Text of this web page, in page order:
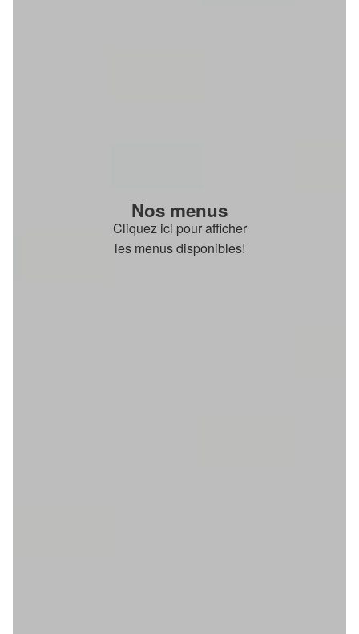
Nos menus
Cliquez ici pour afficher
les menus disponibles!